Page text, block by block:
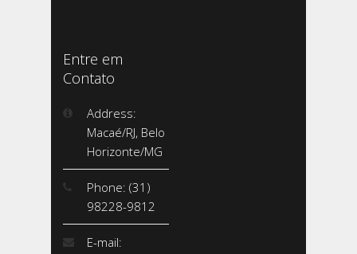
Entre em
Contato
Address:
Macaé/RJ, Belo
Horizonte/MG
Phone: (31)
98228-9812
E-mail: